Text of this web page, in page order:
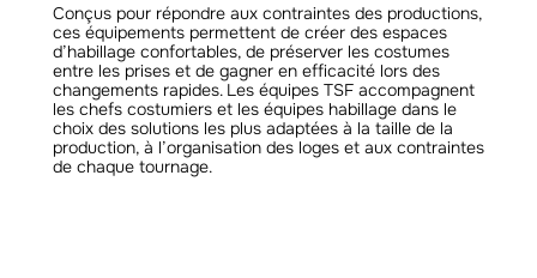
Conçus pour répondre aux contraintes des productions,
ces équipements permettent de créer des espaces
d’habillage confortables, de préserver les costumes
entre les prises et de gagner en efficacité lors des
changements rapides. Les équipes TSF accompagnent
les chefs costumiers et les équipes habillage dans le
choix des solutions les plus adaptées à la taille de la
production, à l’organisation des loges et aux contraintes
de chaque tournage.